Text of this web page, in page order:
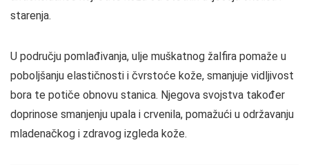
starenja.
U području pomlađivanja, ulje muškatnog žalfira pomaže u
poboljšanju elastičnosti i čvrstoće kože, smanjuje vidljivost
bora te potiče obnovu stanica. Njegova svojstva također
doprinose smanjenju upala i crvenila, pomažući u održavanju
mladenačkog i zdravog izgleda kože.